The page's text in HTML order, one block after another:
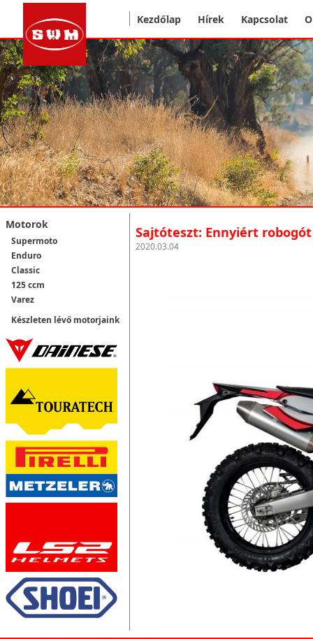
Kezdőlap Hírek Kapcsolat
Motorok
Supermoto
Enduro
Classic
125 ccm
Varez
Készleten lévő motorjaink
Sajtóteszt: Ennyiért robogót
2020.03.04